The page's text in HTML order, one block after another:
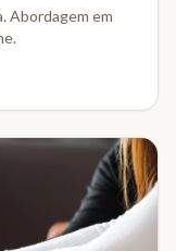
Abordagem em